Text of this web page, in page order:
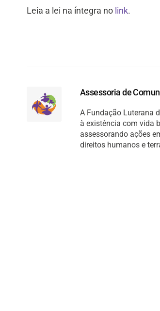
Leia a lei na íntegra no link.
Assessoria de
A Fundação Luterana
à existência com vida
assessorando ações
direitos humanos e